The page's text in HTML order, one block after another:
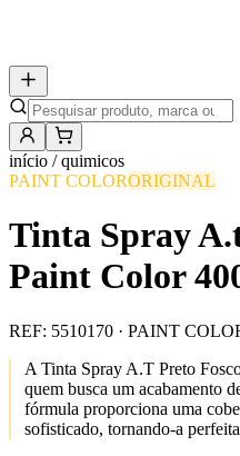
início /quimicos
PAINT COLORORIGINAL
Tinta Spray
Paint Color
REF: 5510170 · PAINT
A Tinta Spray A.T Preto
quem busca um acabamento
fórmula proporciona uma
sofisticado, tornando-a